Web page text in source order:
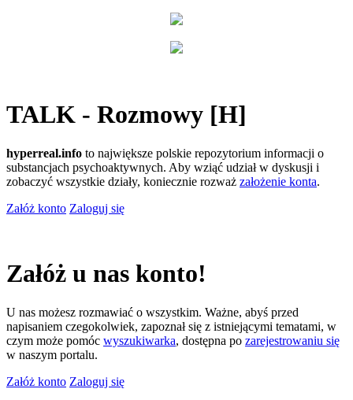
TALK - Rozmowy [H]
hyperreal.info to największe polskie repozytorium informacji o
substancjach psychoaktywnych. Aby wziąć udział w dyskusji i
zobaczyć wszystkie działy, koniecznie rozważ założenie konta.
Załóż konto Zaloguj się
Załóż u nas konto!
U nas możesz rozmawiać o wszystkim. Ważne, abyś przed
napisaniem czegokolwiek, zapoznał się z istniejącymi tematami, w
czym może pomóc wyszukiwarka, dostępna po zarejestrowaniu się
w naszym portalu.
Załóż konto Zaloguj się